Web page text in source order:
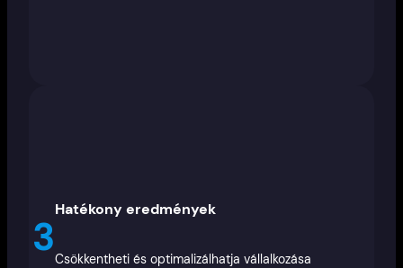
3
Hatékony eredmények
Csökkentheti és optimalizálhatja vállalkozása